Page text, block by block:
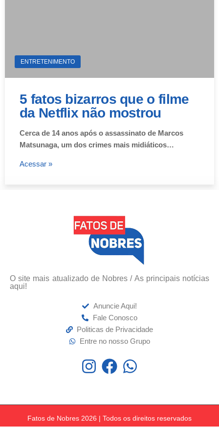
ENTRETENIMENTO
5 fatos bizarros que o filme
da Netflix não mostrou
Cerca de 14 anos após o assassinato de Marcos
Matsunaga, um dos crimes mais midiáticos…
Acessar »
O site mais atualizado de Nobres / As principais notícias
aqui!
Anuncie Aqui!
Fale Conosco
Politicas de Privacidade
Entre no nosso Grupo
Fatos de Nobres 2026 | Todos os direitos reservados